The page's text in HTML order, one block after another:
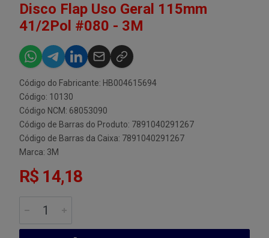
Disco Flap Uso Geral 115mm
41/2Pol #080 - 3M
Código do Fabricante: HB004615694
Código: 10130
Código NCM: 68053090
Código de Barras do Produto: 7891040291267
Código de Barras da Caixa: 7891040291267
Marca: 3M
R$ 14,18